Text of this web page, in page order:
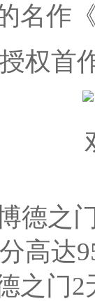
名作
权首
德之
高达
之门